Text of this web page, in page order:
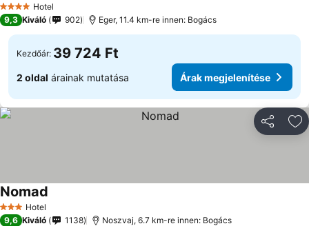
4 KategóriaHotel
9,3 Kiváló 902 Eger, 11.4 km-re innen: Bogács
Kezdőár: 39 724 Ft
2 oldal árainak mutatása Árak megjelenítése
3 Kategória
Hotel
Nomad
9,6 Kiváló 1138 Noszvaj, 6.7 km-re innen: Bogács